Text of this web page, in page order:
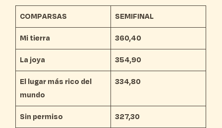
COMPARSAS SEMIFINAL
Mi tierra 360,40
La joya 354,90
El lugar más rico del
mundo
334,80
Sin permiso 327,30